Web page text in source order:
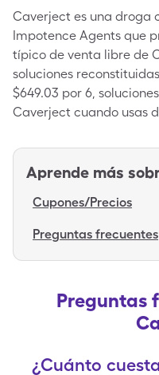
Caverject es una droga
Impotence Agents que
típico de venta libre de
soluciones
$649.03 por 6,
Caverject cuando usas
Aprende más
Cupones/Precios
Preguntas frecuentes
Preguntas
¿Cuánto